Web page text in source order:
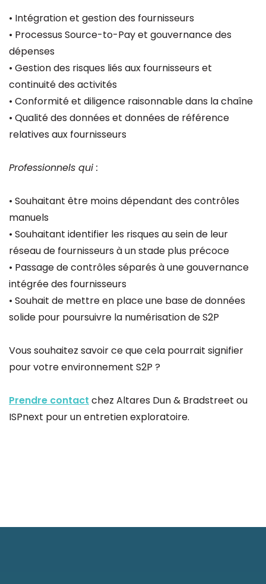
• Intégration et gestion des fournisseurs
• Processus Source-to-Pay et gouvernance des
dépenses
• Gestion des risques liés aux fournisseurs et
continuité des activités
• Conformité et diligence raisonnable dans la chaîne
• Qualité des données et données de référence
relatives aux fournisseurs
Professionnels qui :
• Souhaitant être moins dépendant des contrôles
manuels
• Souhaitant identifier les risques au sein de leur
réseau de fournisseurs à un stade plus précoce
• Passage de contrôles séparés à une gouvernance
intégrée des fournisseurs
• Souhait de mettre en place une base de données
solide pour poursuivre la numérisation de S2P
Vous souhaitez savoir ce que cela pourrait signifier
pour votre environnement S2P ?
Prendre contact chez Altares Dun & Bradstreet ou
ISPnext pour un entretien exploratoire.